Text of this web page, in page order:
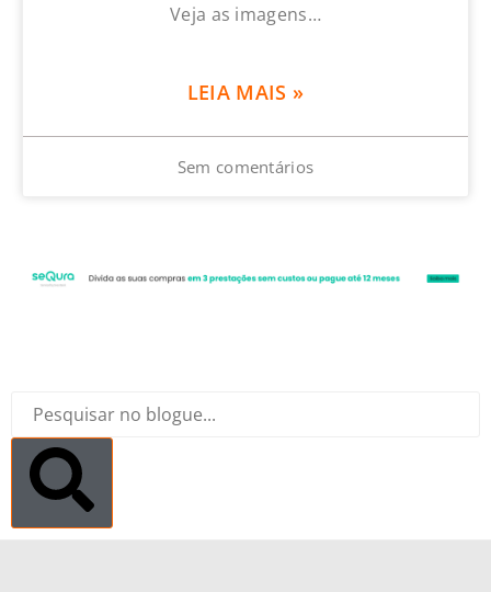
Veja as imagens…
LEIA MAIS »
Sem comentários